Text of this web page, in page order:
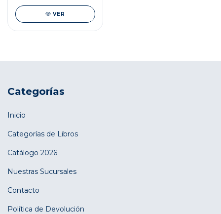
VER
Categorías
Inicio
Categorías de Libros
Catálogo 2026
Nuestras Sucursales
Contacto
Política de Devolución